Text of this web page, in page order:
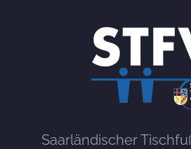
Saarländischer